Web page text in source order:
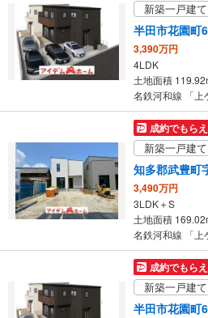
ー
ジ
存
る
新築一戸建て
半田市花園町
3,390万円
4LDK
土地面積
名鉄河和線 「上
成約でもら
新築一戸建て
知多郡武豊町
3,490万円
3LDK＋S
土地面積
名鉄河和線 「上
成約でもら
新築一戸建て
半田市花園町